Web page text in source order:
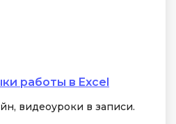
работы в Excel
видеоуроки в записи.